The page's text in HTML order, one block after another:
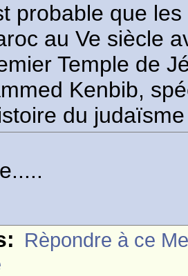
probable que
au Ve siècle
Temple de
Kenbib,
du
Rèpondre à ce